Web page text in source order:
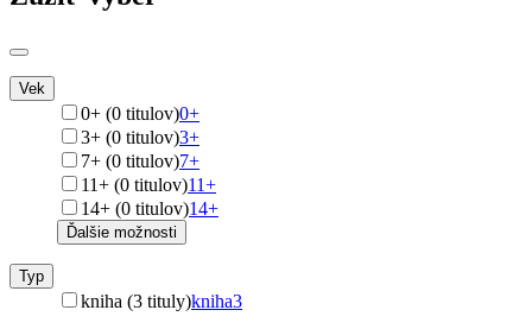
Vek
0+ (0 titulov)0+
3+ (0 titulov)3+
7+ (0 titulov)7+
11+ (0 titulov)11+
14+ (0 titulov)14+
Ďalšie možnosti
Typ
kniha (3 tituly)kniha3